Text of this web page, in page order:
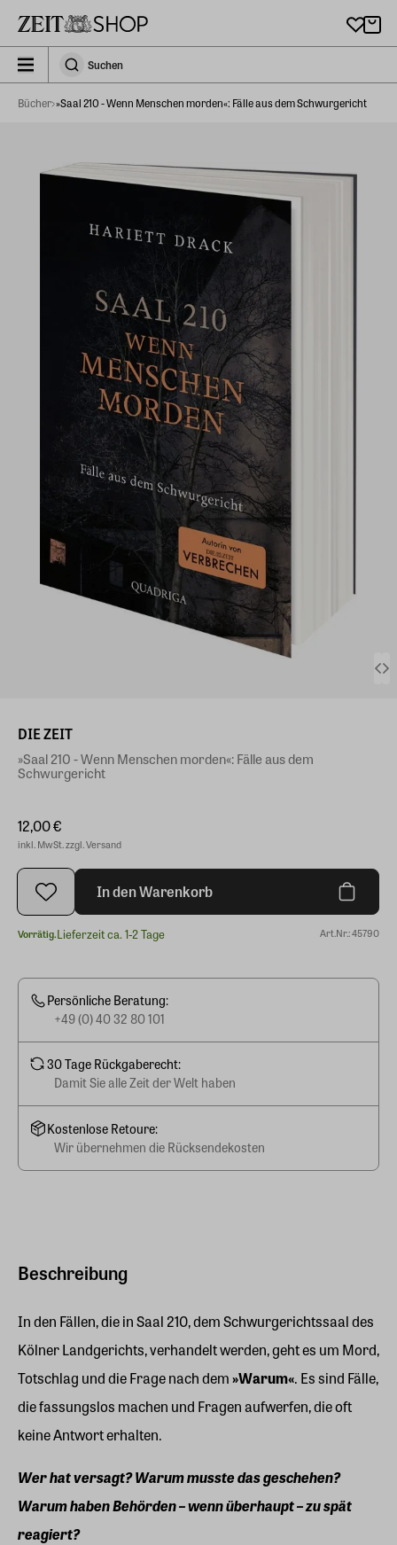
zeit_storefront.components.search.collapsed
SuchenSuchen
Bücher »Saal 210 - Wenn Menschen morden«: Fälle aus dem Schwurgericht
Beschreibung
In den Fällen, die in Saal 210, dem Schwurgerichtssaal des
Kölner Landgerichts, verhandelt werden, geht es um Mord,
Totschlag und die Frage nach dem»Warum«. Es sind Fälle,
die fassungslos machen und Fragen aufwerfen, die oft
keine Antwort erhalten.
Wer hat versagt? Warum musste das geschehen?
Warum haben Behörden – wenn überhaupt – zu spät
reagiert?
DIE ZEIT
»Saal 210 - Wenn Menschen morden«: Fälle aus dem
Schwurgericht
12,00 €
inkl. MwSt. zzgl. Versand
In den Warenkorb
Vorrätig.Lieferzeit ca. 1-2 Tage Art.Nr.: 45790
Persönliche Beratung:
+49 (0) 40 32 80 101
30 Tage Rückgaberecht:
Damit Sie alle Zeit der Welt haben
Kostenlose Retoure:
Wir übernehmen die Rücksendekosten